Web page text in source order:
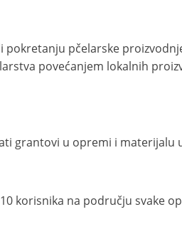
pčelarske
povećanjem lokalnih
grantovi u opremi i materijalu
korisnika na području svake